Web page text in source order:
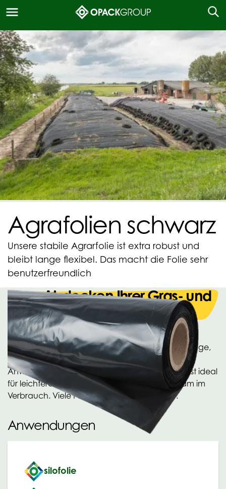
Agrafolien schwarz
Unsere stabile Agrarfolie ist extra robust und
bleibt lange flexibel. Das macht die Folie sehr
benutzerfreundlich
Zum Abdecken Ihrer Gras- und
Maissilage!
Unsere Agrarfolie ist eine vielseitig einsetzbare
Agrarfolie zum Abdecken Ihrer Gras- und Maissilage,
als Unterfolie im Gewächshaus oder für andere
Anwendungsbereiche. Eine Stärke von 150 mu ist ideal
für leichtere Anwendungsbereiche und sparsam im
Verbrauch. Viele Formate ab Lager lieferbar.
Anwendungen
silofolie